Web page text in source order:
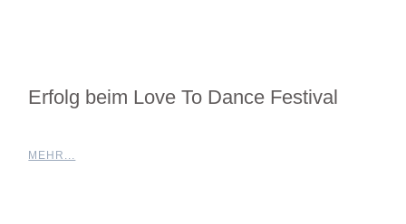
Erfolg beim Love To Dance Festival
MEHR...